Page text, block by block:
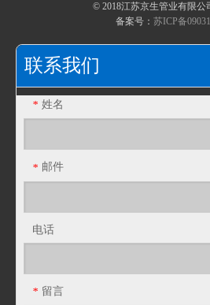
© 2018江苏京生管业有限公
备案号： 苏ICP备
联系我们
* 姓名
* 邮件
电话
* 留言